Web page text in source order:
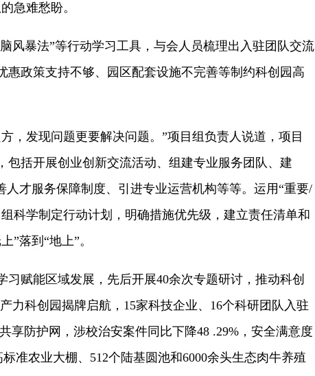
急难愁盼。
暴法”等行动学习工具，与会人员梳理出入驻团队交流
惠政策支持不够、园区配套设施不完善等制约科创园高
发现问题更要解决问题。”项目组负责人说道，项目
包括开展创业创新交流活动、组建专业服务团队、建
人才服务保障制度、引进专业运营机构等等。运用“重要/
科学制定行动计划，明确措施优先级，建立责任清单和
”落到“地上”。
赋能区域发展，先后开展40余次专题研讨，推动科创
力科创园揭牌启航，15家科技企业、16个科研团队入驻
享防护网，涉校治安案件同比下降48 .29%，安全满意度
准农业大棚、512个陆基圆池和6000余头生态肉牛养殖